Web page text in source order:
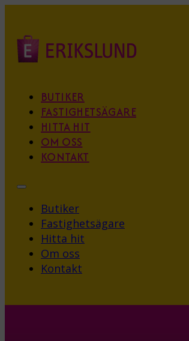
BUTIKER
FASTIGHETSÄGARE
HITTA HIT
OM OSS
KONTAKT
Butiker
Fastighetsägare
Hitta hit
Om oss
Kontakt